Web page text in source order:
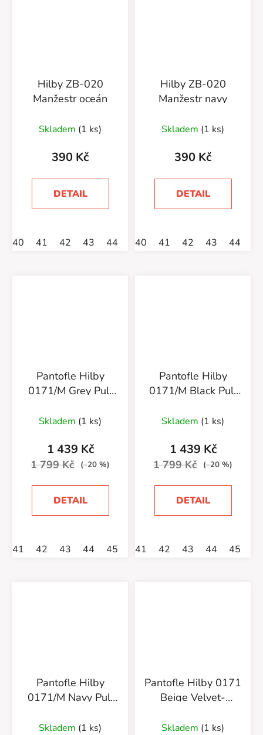
Hilby ZB-020
Manžestr oceán
Skladem (1 ks)
390 Kč
DETAIL
40 41 42 43 44 45 46
Hilby ZB-020
Manžestr navy
Skladem (1 ks)
390 Kč
DETAIL
40 41 42 43 44
Pantofle Hilby
0171/M Grey Pull
Skladem (1 ks)
1 439 Kč
1 799 Kč (–20 %)
DETAIL
41 42 43 44 45
Pantofle Hilby
0171/M Black Pull
Skladem (1 ks)
1 439 Kč
1 799 Kč (–20 %)
DETAIL
41 42 43 44 45
Pantofle Hilby
0171/M Navy Pull
Skladem (1 ks)
Pantofle Hilby 0171
Beige Velvet-
Skladem (1 ks)